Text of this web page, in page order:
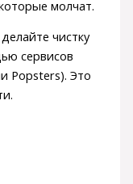
молчат.
чистку
сервисов
Popsters). Это